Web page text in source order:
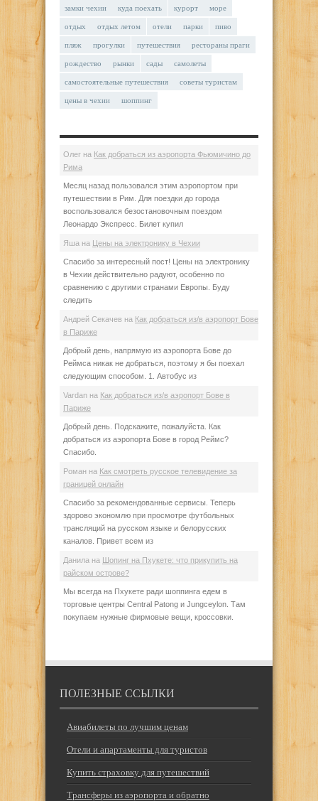
замки чехии куда поехать курорт море
отдых отдых летом отели парки пиво
пляж прогулки путешествия рестораны праги
рождество рынки сады самолеты
самостоятельные путешествия советы туристам
цены в чехии шоппинг
Олег на Как добраться из аэропорта Фьюмичино до
Рима
Месяц назад пользовался этим аэропортом при
путешествии в Рим. Для поездки до города
воспользовался безостановочным поездом
Леонардо Экспресс. Билет купил
Яша на Цены на электронику в Чехии
Спасибо за интересный пост! Цены на электронику
в Чехии действительно радуют, особенно по
сравнению с другими странами Европы. Буду
следить
Андрей Секачев на Как добраться из/в аэропорт Бове
в Париже
Добрый день, напрямую из аэропорта Бове до
Реймса никак не добраться, поэтому я бы поехал
следующим способом. 1. Автобус из
Vardan на Как добраться из/в аэропорт Бове в
Париже
Добрый день. Подскажите, пожалуйста. Как
добраться из аэропорта Бове в город Реймс?
Спасибо.
Роман на Как смотреть русское телевидение за
границей онлайн
Спасибо за рекомендованные сервисы. Теперь
здорово экономлю при просмотре футбольных
трансляций на русском языке и белорусских
каналов. Привет всем из
Данила на Шопинг на Пхукете: что прикупить на
райском острове?
Мы всегда на Пхукете ради шоппинга едем в
торговые центры Central Patong и Jungceylon. Там
покупаем нужные фирмовые вещи, кроссовки.
ПОЛЕЗНЫЕ ССЫЛКИ
Авиабилеты по лучшим ценам
Отели и апартаменты для туристов
Купить страховку для путешествий
Трансферы из аэропорта и обратно